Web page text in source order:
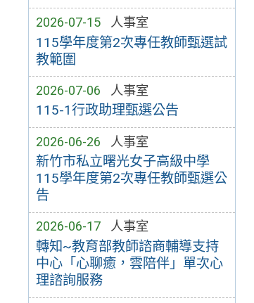
2026-07-15 人事室
115學年度第2次專任教師甄選試
教範圍
2026-07-06 人事室
115-1行政助理甄選公告
2026-06-26 人事室
新竹市私立曙光女子高級中學
115學年度第2次專任教師甄選公
告
2026-06-17 人事室
轉知~教育部教師諮商輔導支持
中心「心聊癒，雲陪伴」單次心
理諮詢服務